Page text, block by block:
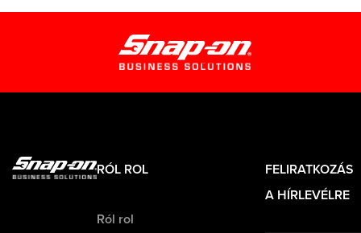
RÓL ROL
Ról rol
FELIRATKOZÁS
A HÍRLEVÉLRE